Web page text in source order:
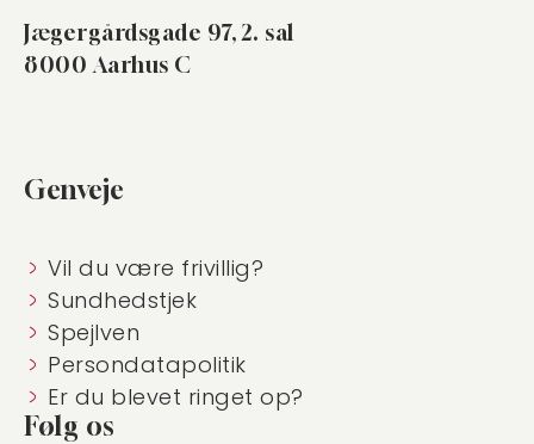
Jægergårdsgade 97, 2. sal
8000 Aarhus C
Genveje
Vil du være frivillig?
Sundhedstjek
Spejlven
Persondatapolitik
Er du blevet ringet op?
Følg os